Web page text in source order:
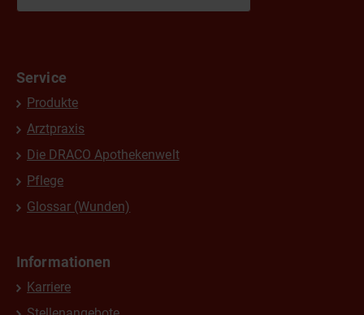
Service
Produkte
Arztpraxis
Die DRACO Apothekenwelt
Pflege
Glossar (Wunden)
Informationen
Karriere